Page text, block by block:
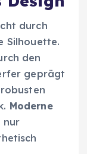
durch
Silhouette.
den
geprägt
Moderne
nur